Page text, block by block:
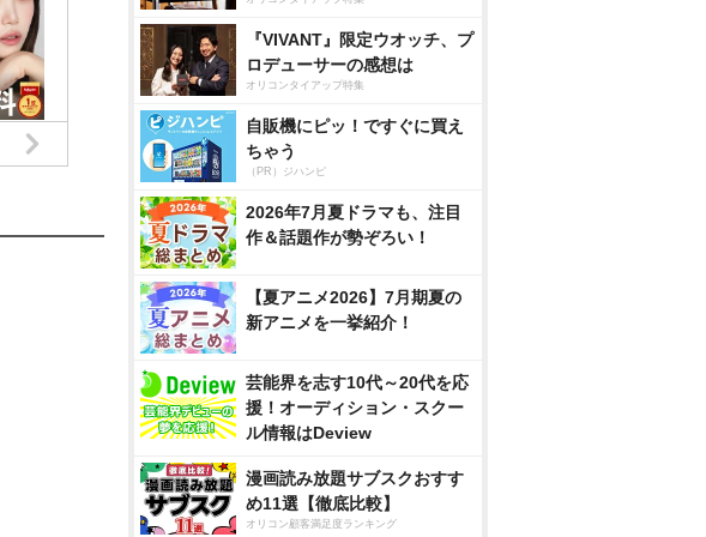
『VIVANT』限定ウオッチ、プ
ロデューサーの感想は
オリコンタイアップ特集
自販機にピッ！ですぐに買え
ちゃう
（PR）ジハンピ
2026年7月夏ドラマも、注目
作＆話題作が勢ぞろい！
【夏アニメ2026】7月期夏の
新アニメを一挙紹介！
芸能界を志す10代～20代を応
援！オーディション・スクー
ル情報はDeview
漫画読み放題サブスクおすす
め11選【徹底比較】
オリコン顧客満足度ランキング